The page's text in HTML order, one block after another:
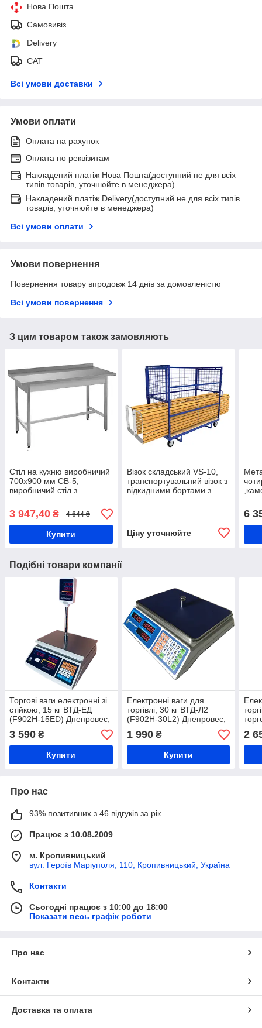
Нова Пошта
Самовивіз
Delivery
САТ
Всі умови доставки
Умови оплати
Оплата на рахунок
Оплата по реквізитам
Накладений платіж Нова Пошта(доступний не для всіх
типів товарів, уточнюйте в менеджера).
Накладений платіж Delivery(доступний не для всіх типів
товарів, уточнюйте в менеджера)
Всі умови оплати
Умови повернення
Повернення товару впродовж 14 днів за домовленістю
Всі умови повернення
З цим товаром також замовляють
Стіл на кухню виробничий
700х900 мм СВ-5,
виробничий стіл з
металевий кухонний стіл
3 947,40 ₴ 4 644 ₴
Купити
Візок складський VS-10,
транспортувальний візок з
відкидними бортами з
Ціну уточнюйте
6
Подібні товари компанії
Торгові ваги електронні зі
стійкою, 15 кг ВТД-ЕД
(F902H-15ED) Днепровес,
ваги для овочів та фруктів,
ваги для круп, ваги торгові
3 590 ₴
Купити
Електронні ваги для
торгівлі, 30 кг ВТД-Л2
(F902H-30L2) Днепровес,
продуктів, ваги елетронні
торгові
1 990₴
Купити
2
Про нас
93% позитивних з 46 відгуків за рік
Працює з 10.08.2009
м. Кропивницький
вул. Героїв Маріуполя, 110, Кропивницький, Україна
Контакти
Сьогодні працює з 10:00 до 18:00
Показати весь графік роботи
Про нас
Контакти
Доставка та оплата